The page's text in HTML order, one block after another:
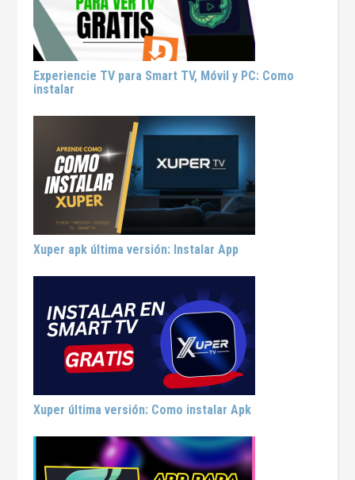
Experiencie TV para Smart TV, Móvil y PC: Como
instalar
Xuper apk última versión: Instalar App
Xuper última versión: Como instalar Apk